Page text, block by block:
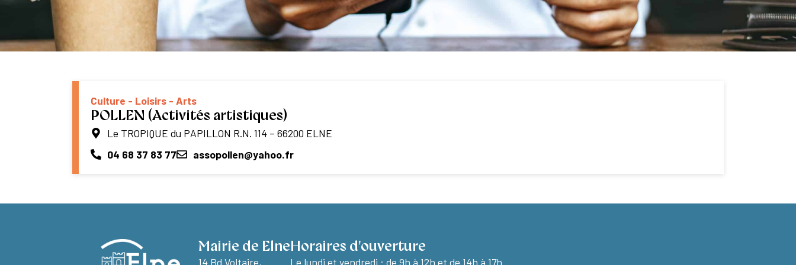
Culture - Loisirs - Arts
POLLEN (Activités artistiques)
Le TROPIQUE du PAPILLON R.N. 114 – 66200 ELNE
04 68 37 83 77
assopollen@yahoo.fr
Mairie de Elne
14 Bd Voltaire,
Horaires d'ouverture
Le lundi et vendredi : de 9h à 12h et de 14h à 17h